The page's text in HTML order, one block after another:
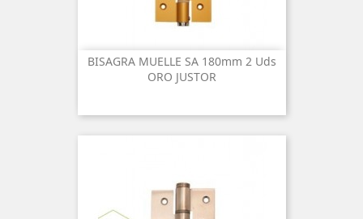
BISAGRA MUELLE SA 180mm 2 Uds
ORO JUSTOR